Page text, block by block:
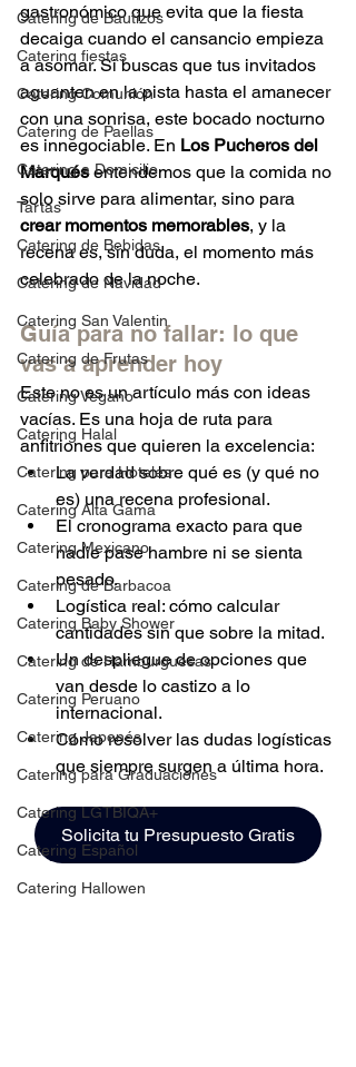
Catering de Bautizos
Catering fiestas
Catering Comunión
Catering de Paellas
Catering a Domicilio
Tartas
Catering de Bebidas
Catering de Navidad
Catering San Valentin
Catering de Frutas
Catering Vegano
Catering Halal
Catering para Hoteles
Catering Alta Gama
Catering Mexicano
Catering de Barbacoa
Catering Baby Shower
Catering de Hamburguesas
Catering Peruano
Catering Japonés
Catering para Graduaciones
Catering LGTBIQA+
Catering Español
Catering Hallowen
gastronómico que evita que la fiesta
decaiga cuando el cansancio empieza
a asomar. Si buscas que tus invitados
aguanten en la pista hasta el amanecer
con una sonrisa, este bocado nocturno
es innegociable. En Los Pucheros del
Marqués entendemos que la comida no
solo sirve para alimentar, sino para
crear momentos memorables, y la
recena es, sin duda, el momento más
celebrado de la noche.
Guía para no fallar: lo que
vas a aprender hoy
Este no es un artículo más con ideas
vacías. Es una hoja de ruta para
anfitriones que quieren la excelencia:
La verdad sobre qué es (y qué no
es) una recena profesional.
El cronograma exacto para que
nadie pase hambre ni se sienta
pesado.
Logística real: cómo calcular
cantidades sin que sobre la mitad.
Un despliegue de opciones que
van desde lo castizo a lo
internacional.
Cómo resolver las dudas logísticas
que siempre surgen a última hora.
Solicita tu Presupuesto Gratis